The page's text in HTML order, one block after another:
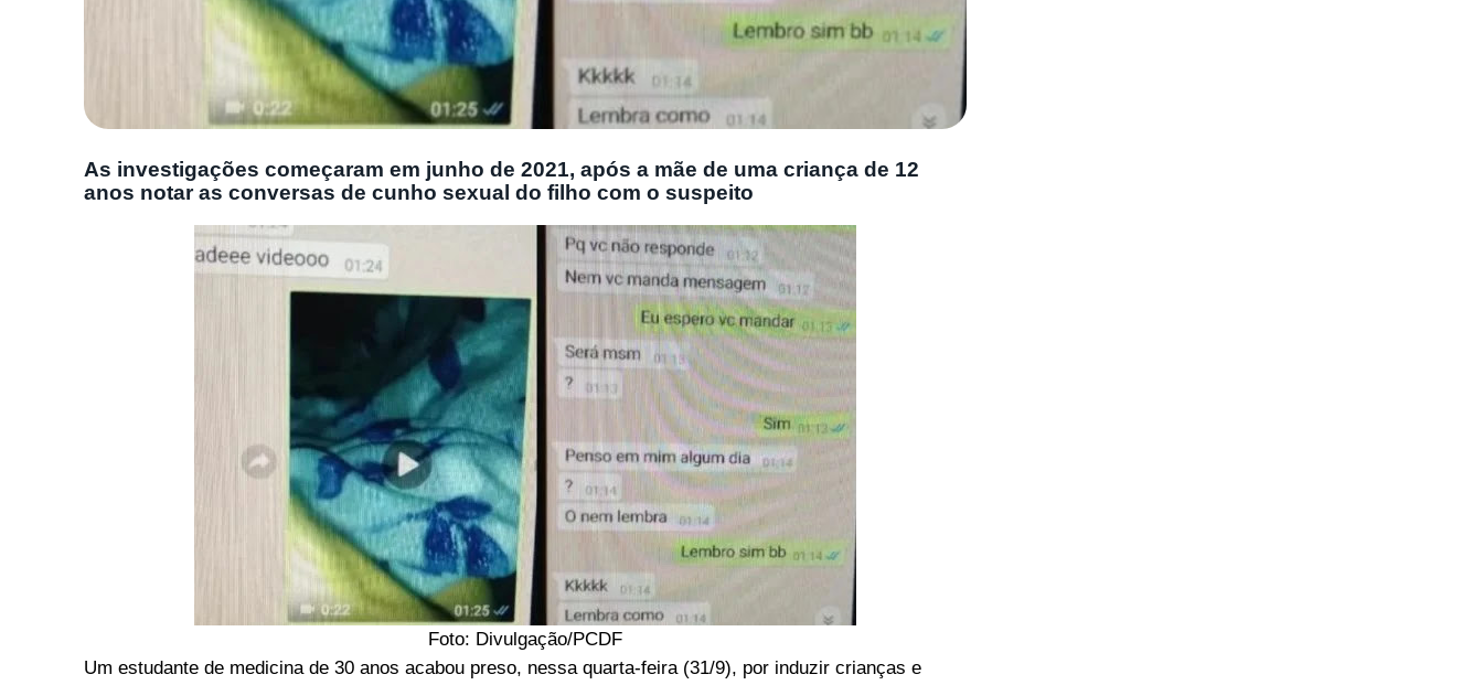
As investigações começaram em junho de 2021, após a mãe de uma criança de 12
anos notar as conversas de cunho sexual do filho com o suspeito
Foto: Divulgação/PCDF
Um estudante de medicina de 30 anos acabou preso, nessa quarta-feira (31/9), por induzir crianças e